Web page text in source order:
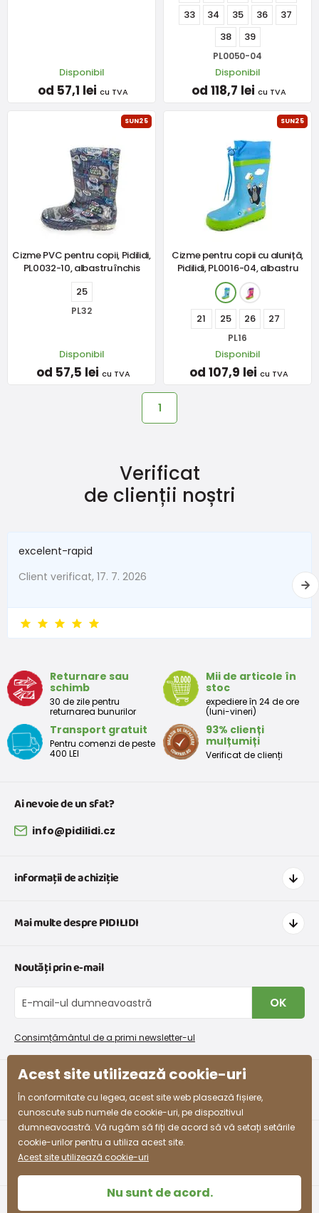
Disponibil
od 57,1 lei cu TVA
33
34 35 36
37
38
39
PL0050-04
Disponibil
od 118,7 lei cu TVA
SUN25
Cizme PVC pentru copii, Pidilidi,
PL0032-10, albastru închis
25
PL32
Disponibil
od 57,5 lei cu TVA
SUN25
Cizme pentru copii cu aluniță,
Pidilidi, PL0016-04, albastru
21 25 26 27
PL16
Disponibil
od 107,9 lei cu TVA
1
Verificat
de clienții noștri
excelent-rapid
Client verificat, 17. 7. 2026
Returnare sau
schimb
30 de zile pentru
returnarea bunurilor
Mii de articole în
stoc
expediere în 24 de ore
(luni-vineri)
Transport gratuit
Pentru comenzi de peste
400 LEI
93% clienți
mulțumiți
Verificat de clienți
Ai nevoie de un sfat?
info@pidilidi.cz
informații de achiziție
Transport și plată
Retururi și reclamații
Schimb sau returnare gratuită
Procedura de reclamații
Mai multe despre PIDILIDI
Despre noi
Program de afiliere
Colectarea bunurilor
Noutăți prin e-mail
OK
Consimțământul de a primi newsletter-ul
Acest site utilizează cookie-uri
În conformitate cu legea, acest site web plasează fișiere,
cunoscute sub numele de cookie-uri, pe dispozitivul
dumneavoastră. Vă rugăm să fiți de acord să vă setați setările
cookie-urilor pentru a utiliza acest site.
Acest site utilizează cookie-uri
Nu sunt de acord.